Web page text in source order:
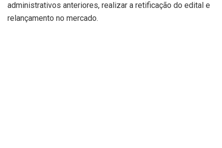
administrativos anteriores, realizar a retificação do edital e
relançamento no mercado.